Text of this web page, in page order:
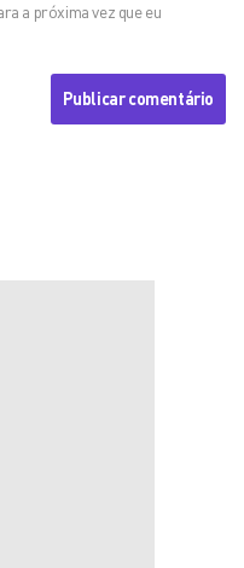
a próxima vez que eu